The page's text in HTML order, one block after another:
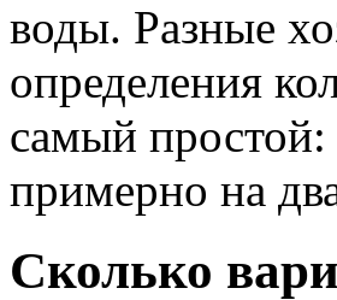
воды. Разные
определения
самый
примерно на
Сколько